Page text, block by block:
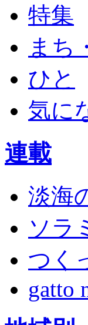
特集
まち
ひと
気に
連載
淡海
ソラ
つく
gatto